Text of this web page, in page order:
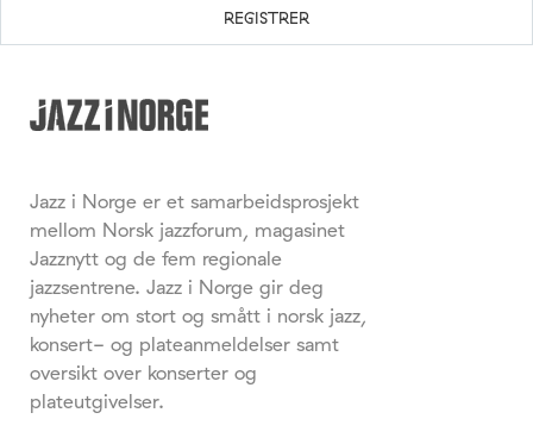
Jazz i Norge er et samarbeidsprosjekt
mellom Norsk jazzforum, magasinet
Jazznytt og de fem regionale
jazzsentrene. Jazz i Norge gir deg
nyheter om stort og smått i norsk jazz,
konsert- og plateanmeldelser samt
oversikt over konserter og
plateutgivelser.